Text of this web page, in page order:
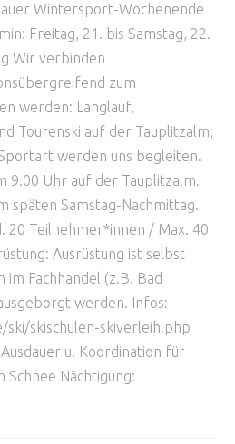
Wintersport-Wochenende
Freitag, 21. bis Samstag, 22.
Wir verbinden
zum
werden: Langlauf,
Tourenski auf der Tauplitzalm;
werden uns begleiten.
9.00 Uhr auf der Tauplitzalm.
späten Samstag-Nachmittag.
20 Teilnehmer*innen / Max. 40
Ausrüstung ist selbst
Fachhandel (z.B. Bad
werden. Infos:
skischulen-skiverleih.php
u. Koordination für
Schnee Nächtigung: